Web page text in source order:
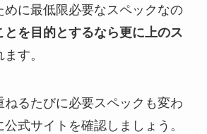
めに最低限必要なスペックなの
とを目的とするなら更に上のス
す。
ねるたびに必要スペックも変わ
式サイトを確認しましょう。